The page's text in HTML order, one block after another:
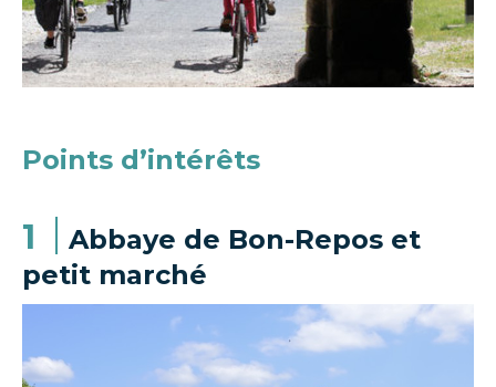
Points d’intérêts
1
Abbaye de Bon-Repos et
petit marché